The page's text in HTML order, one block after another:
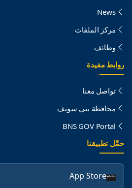
News
مركز الملفات
وظائف
روابط مفيدة
تواصل معنا
محافظة بني سويف
BNS GOV Portal
حمِّل تطبيقنا
App Store